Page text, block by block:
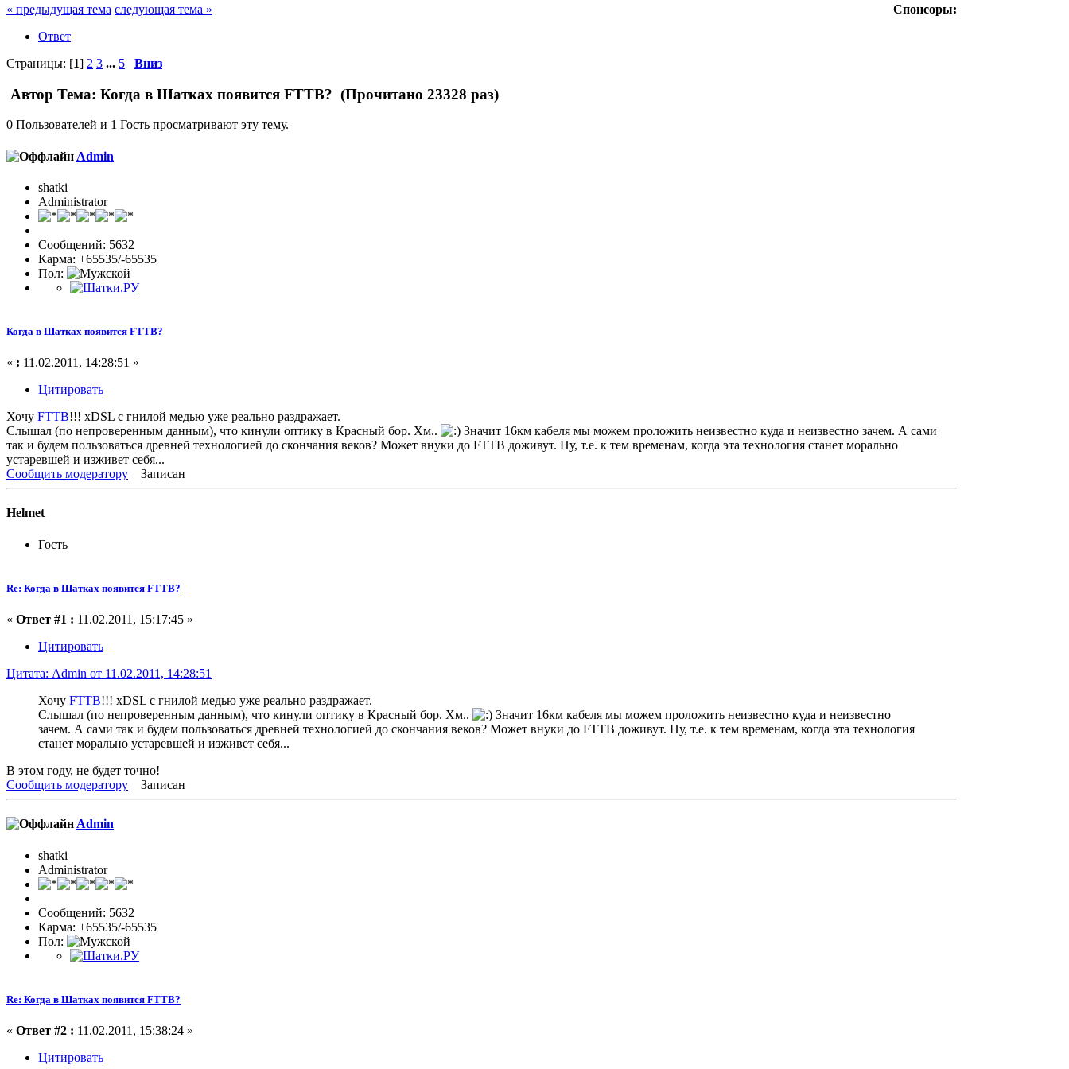
Спонсоры:
« предыдущая тема следующая тема »
Ответ
Страницы: [1] 2 3 ... 5 Вниз
Автор Тема: Когда в Шатках появится FTTB? (Прочитано 23328 раз)
0 Пользователей и 1 Гость просматривают эту тему.
Admin
shatki
Administrator
Сообщений: 5632
Карма: +65535/-65535
Пол:
Когда в Шатках появится FTTB?
« : 11.02.2011, 14:28:51 »
Цитировать
Хочу FTTB!!! xDSL с гнилой медью уже реально раздражает.
Слышал (по непроверенным данным), что кинули оптику в Красный бор. Хм..
Значит 16км кабеля мы можем проложить неизвестно куда и неизвестно зачем. А сами
так и будем пользоваться древней технологией до скончания веков? Может внуки до FTTB доживут. Ну, т.е. к тем временам, когда эта технология станет морально
устаревшей и изживет себя...
Сообщить модератору
Записан
Helmet
Гость
Re: Когда в Шатках появится FTTB?
« Ответ #1 : 11.02.2011, 15:17:45 »
Цитировать
Цитата: Admin от 11.02.2011, 14:28:51
Хочу FTTB!!! xDSL с гнилой медью уже реально раздражает.
Слышал (по непроверенным данным), что кинули оптику в Красный бор. Хм..
Значит 16км кабеля мы можем проложить неизвестно куда и неизвестно
зачем. А сами так и будем пользоваться древней технологией до скончания веков? Может внуки до FTTB доживут. Ну, т.е. к тем временам, когда эта технология
станет морально устаревшей и изживет себя...
В этом году, не будет точно!
Сообщить модератору
Записан
Admin
shatki
Administrator
Сообщений: 5632
Карма: +65535/-65535
Пол:
Re: Когда в Шатках появится FTTB?
« Ответ #2 : 11.02.2011, 15:38:24 »
Цитировать